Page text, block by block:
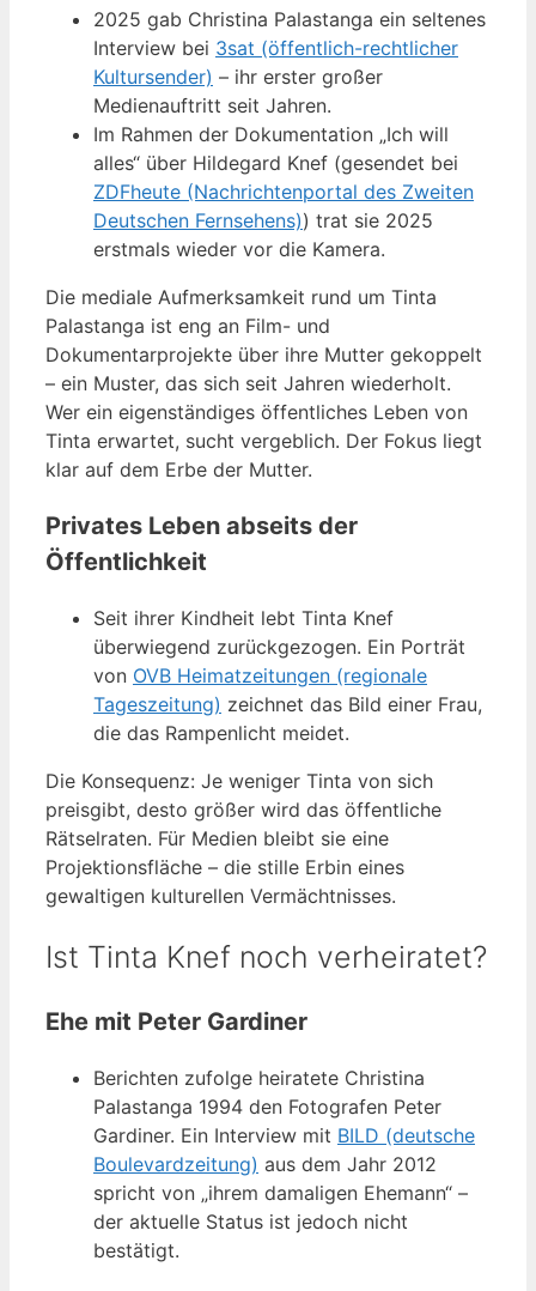
2025 gab Christina Palastanga ein seltenes
Interview bei 3sat (öffentlich-rechtlicher
Kultursender) – ihr erster großer
Medienauftritt seit Jahren.
Im Rahmen der Dokumentation „Ich will
alles“ über Hildegard Knef (gesendet bei
ZDFheute (Nachrichtenportal des Zweiten
Deutschen Fernsehens)) trat sie 2025
erstmals wieder vor die Kamera.
Die mediale Aufmerksamkeit rund um Tinta
Palastanga ist eng an Film- und
Dokumentarprojekte über ihre Mutter gekoppelt
– ein Muster, das sich seit Jahren wiederholt.
Wer ein eigenständiges öffentliches Leben von
Tinta erwartet, sucht vergeblich. Der Fokus liegt
klar auf dem Erbe der Mutter.
Privates Leben abseits der
Öffentlichkeit
Seit ihrer Kindheit lebt Tinta Knef
überwiegend zurückgezogen. Ein Porträt
von OVB Heimatzeitungen (regionale
Tageszeitung) zeichnet das Bild einer Frau,
die das Rampenlicht meidet.
Die Konsequenz: Je weniger Tinta von sich
preisgibt, desto größer wird das öffentliche
Rätselraten. Für Medien bleibt sie eine
Projektionsfläche – die stille Erbin eines
gewaltigen kulturellen Vermächtnisses.
Ist Tinta Knef noch verheiratet?
Ehe mit Peter Gardiner
Berichten zufolge heiratete Christina
Palastanga 1994 den Fotografen Peter
Gardiner. Ein Interview mit BILD (deutsche
Boulevardzeitung) aus dem Jahr 2012
spricht von „ihrem damaligen Ehemann“ –
der aktuelle Status ist jedoch nicht
bestätigt.